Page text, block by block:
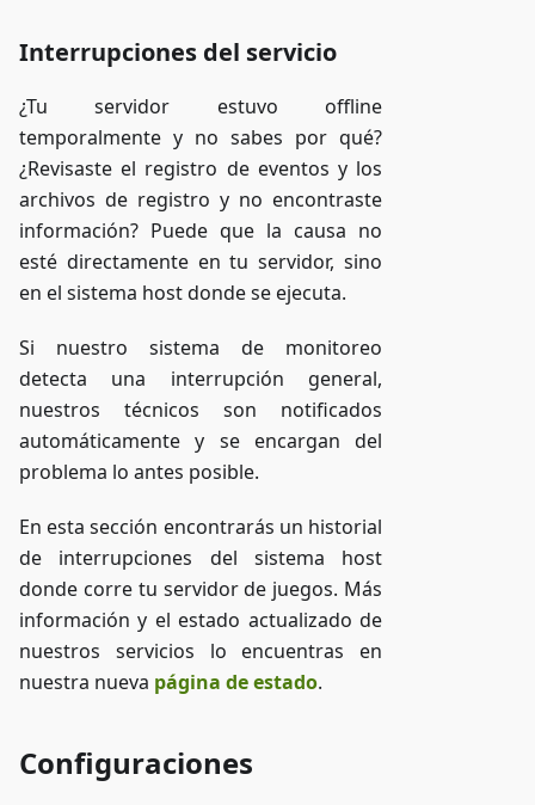
Interrupciones del servicio
¿Tu servidor estuvo offline
temporalmente y no sabes por qué?
¿Revisaste el registro de eventos y los
archivos de registro y no encontraste
información? Puede que la causa no
esté directamente en tu servidor, sino
en el sistema host donde se ejecuta.
Si nuestro sistema de monitoreo
detecta una interrupción general,
nuestros técnicos son notificados
automáticamente y se encargan del
problema lo antes posible.
En esta sección encontrarás un historial
de interrupciones del sistema host
donde corre tu servidor de juegos. Más
información y el estado actualizado de
nuestros servicios lo encuentras en
nuestra nueva página de estado.
Configuraciones